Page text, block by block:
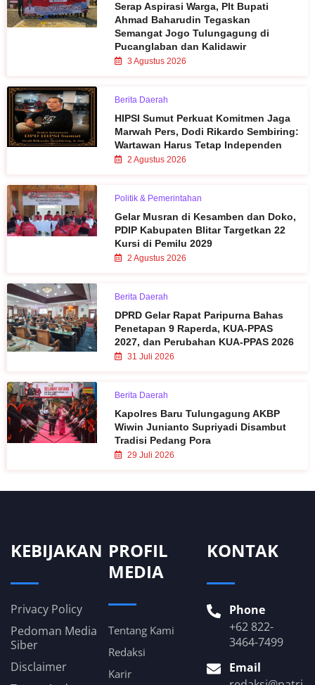
Serap Aspirasi Warga, Plt Bupati
Ahmad Baharudin Tegaskan
Semangat Jogo Tulungagung di
Pucanglaban dan Kalidawir
3 Agustus 2026
Berita Daerah
HIPSI Sumut Perkuat Komitmen Jaga
Marwah Pers, Dodi Rikardo Sembiring:
Wartawan Harus Tetap Independen
2 Agustus 2026
Politik & Pemerintahan
Gelar Musran di Kesamben dan Doko,
PDIP Kabupaten Blitar Targetkan 22
Kursi di Pemilu 2029
2 Agustus 2026
Berita Daerah
DPRD Gelar Rapat Paripurna Bahas
Penetapan 9 Raperda, KUA-PPAS
2027, dan Perubahan KUA-PPAS 2026
31 Juli 2026
Berita Daerah
Kapolres Baru Tulungagung AKBP
Wiwin Junianto Supriyadi Disambut
Tradisi Pedang Pora
29 Juli 2026
KEBIJAKAN
Privacy Policy
Pedoman Media
Siber
Disclaimer
PROFIL
MEDIA
Tentang Kami
Redaksi
Karir
KONTAK
Phone
+62 822-
3464-7499
Email